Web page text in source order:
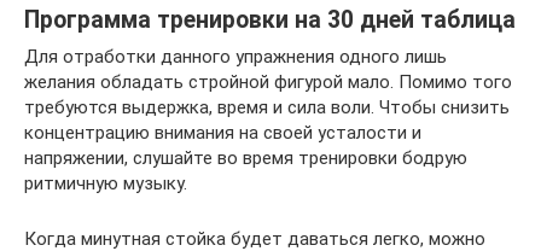
Программа тренировки на 30 дней таблица
Для отработки данного упражнения одного лишь
желания обладать стройной фигурой мало. Помимо того
требуются выдержка, время и сила воли. Чтобы снизить
концентрацию внимания на своей усталости и
напряжении, слушайте во время тренировки бодрую
ритмичную музыку.
Когда минутная стойка будет даваться легко, можно